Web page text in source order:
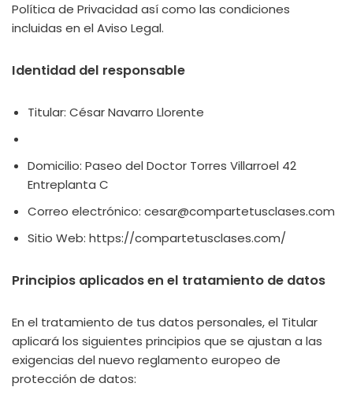
Política de Privacidad así como las condiciones
incluidas en el Aviso Legal.
Identidad del responsable
Titular: César Navarro Llorente
Domicilio: Paseo del Doctor Torres Villarroel 42
Entreplanta C
Correo electrónico: cesar@compartetusclases.com
Sitio Web: https://compartetusclases.com/
Principios aplicados en el tratamiento de datos
En el tratamiento de tus datos personales, el Titular
aplicará los siguientes principios que se ajustan a las
exigencias del nuevo reglamento europeo de
protección de datos: